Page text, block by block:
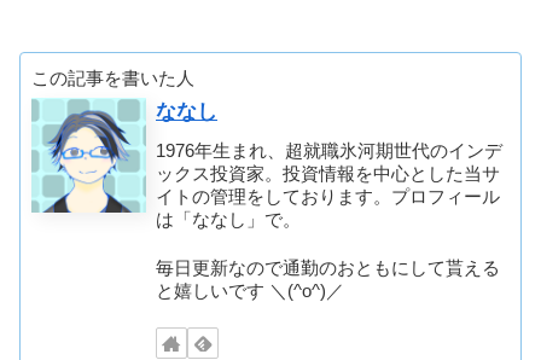
この記事を書いた人
ななし
1976年生まれ、超就職氷河期世代のインデ
ックス投資家。投資情報を中心とした当サ
イトの管理をしております。プロフィール
は「ななし」で。
毎日更新なので通勤のおともにして貰える
と嬉しいです ＼(^o^)／